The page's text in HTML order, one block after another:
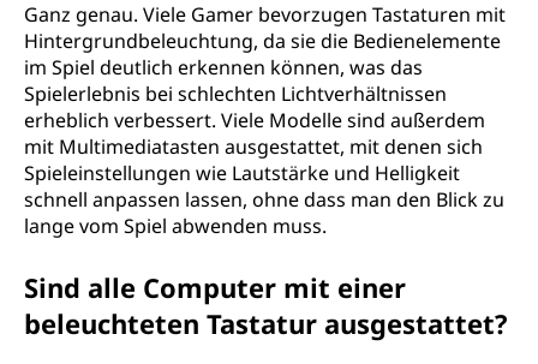
Ganz genau. Viele Gamer bevorzugen Tastaturen mit
Hintergrundbeleuchtung, da sie die Bedienelemente
im Spiel deutlich erkennen können, was das
Spielerlebnis bei schlechten Lichtverhältnissen
erheblich verbessert. Viele Modelle sind außerdem
mit Multimediatasten ausgestattet, mit denen sich
Spieleinstellungen wie Lautstärke und Helligkeit
schnell anpassen lassen, ohne dass man den Blick zu
lange vom Spiel abwenden muss.
Sind alle Computer mit einer
beleuchteten Tastatur ausgestattet?